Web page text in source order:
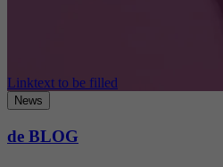
Linktext to be filled
News
de BLOG